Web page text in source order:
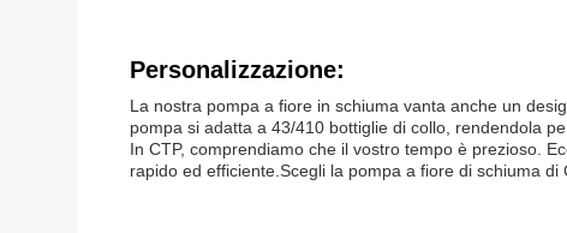
Personalizzazione:
La nostra pompa a fiore in schiuma vanta anche un
pompa si adatta a 43/410 bottiglie di collo, rendendola
In CTP, comprendiamo che il vostro tempo è prezioso.
rapido ed efficiente.Scegli la pompa a fiore di schiuma